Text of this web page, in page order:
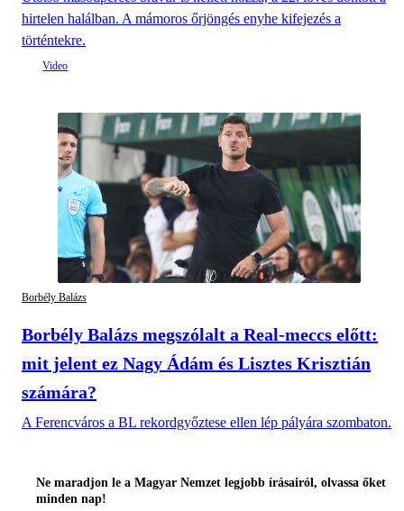
hirtelen halálban. A mámoros őrjöngés enyhe kifejezés a
történtekre.
Borbély Balázs
Borbély Balázs megszólalt a Real-meccs előtt:
mit jelent ez Nagy Ádám és Lisztes Krisztián
számára?
A Ferencváros a BL rekordgyőztese ellen lép pályára szombaton.
Ne maradjon le a Magyar Nemzet legjobb írásairól, olvassa őket
minden nap!